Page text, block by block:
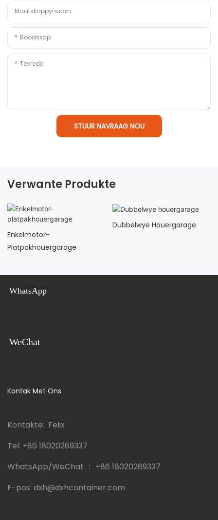
Maatskappynaam
Boodskap
Tevrede
STUUR NAVRAAG NOU
Verwante Produkte
Enkelmotor-
Platpakhouergarage
Dubbelwye Houergarage
WhatsApp
WeChat
Kontak Met Ons
Kontakte: Felix
Tel: +86 18020269337
WhatsApp/WeChat ： +86 18020269337
E-pos: dxh@dxhcontainer.com